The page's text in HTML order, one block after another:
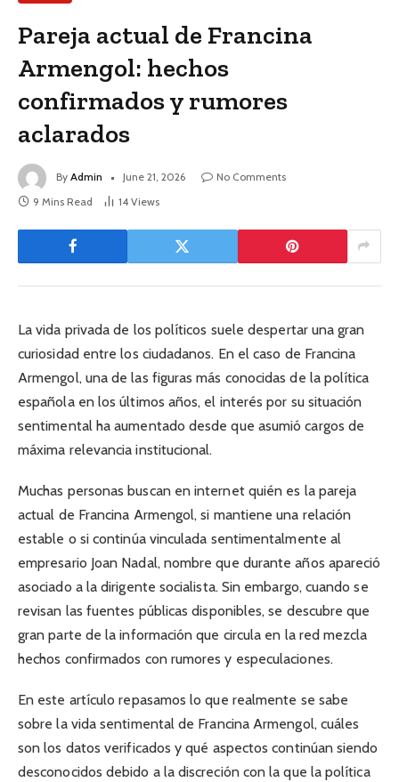
Pareja actual de Francina
Armengol: hechos
confirmados y rumores
aclarados
By Admin June 21, 2026
No Comments
9 Mins Read
14 Views
La vida privada de los políticos suele despertar una gran
curiosidad entre los ciudadanos. En el caso de Francina
Armengol, una de las figuras más conocidas de la política
española en los últimos años, el interés por su situación
sentimental ha aumentado desde que asumió cargos de
máxima relevancia institucional.
Muchas personas buscan en internet quién es la pareja
actual de Francina Armengol, si mantiene una relación
estable o si continúa vinculada sentimentalmente al
empresario Joan Nadal, nombre que durante años apareció
asociado a la dirigente socialista. Sin embargo, cuando se
revisan las fuentes públicas disponibles, se descubre que
gran parte de la información que circula en la red mezcla
hechos confirmados con rumores y especulaciones.
En este artículo repasamos lo que realmente se sabe
sobre la vida sentimental de Francina Armengol, cuáles
son los datos verificados y qué aspectos continúan siendo
desconocidos debido a la discreción con la que la política